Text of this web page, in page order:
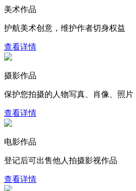
美术作品
护航美术创意，维护作者切身权益
查看详情
摄影作品
保护您拍摄的人物写真、肖像、照片
查看详情
电影作品
登记后可出售他人拍摄影视作品
查看详情